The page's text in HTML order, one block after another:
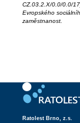
CZ.03.2.X/0.0/0.0/
Evropského
zaměstnanost.
Ratolest Brno, z.s.